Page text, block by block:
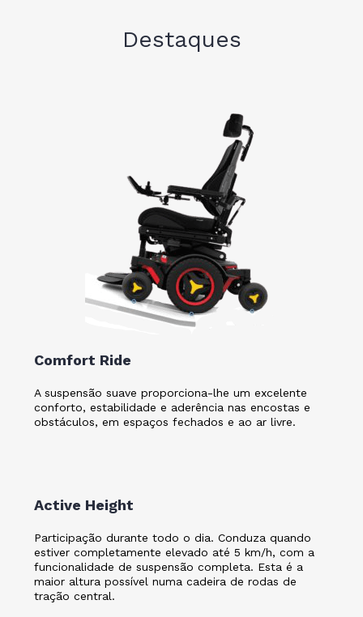
Destaques
Comfort Ride
A suspensão suave proporciona-lhe um excelente
conforto, estabilidade e aderência nas encostas e
obstáculos, em espaços fechados e ao ar livre.
Active Height
Participação durante todo o dia. Conduza quando
estiver completamente elevado até 5 km/h, com a
funcionalidade de suspensão completa. Esta é a
maior altura possível numa cadeira de rodas de
tração central.